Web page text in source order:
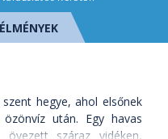
ÉLMÉNYEK
hegye, ahol elsőnek
után. Egy havas
övezett száraz vidéken,